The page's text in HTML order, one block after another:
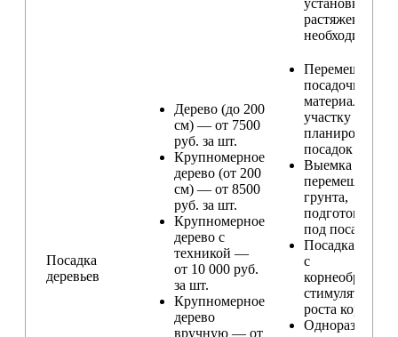
растяжек (при
Посадка
деревьев
Дерево (до 200
см) — от 7500
руб. за шт.
Крупномерное
дерево (от 200
см) — от 8500
руб. за шт.
Крупномерное
дерево с
техникой —
от 10 000 руб.
за шт.
Крупномерное
дерево
вручную — от
Перемещение
посадочного
материала по
участку и
планирование
посадок
Выемка и
перемещение
грунта,
подготовка
под посадку
Посадка
с
стимулятором
роста корней
Одноразовый